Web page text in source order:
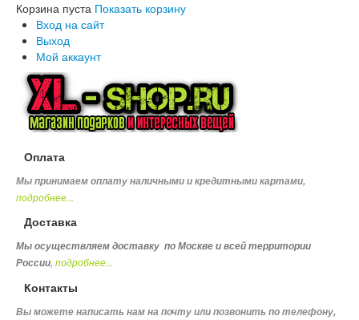
Корзина пуста Показать корзину
Вход на сайт
Выход
Мой аккаунт
Оплата
Мы принимаем оплату наличными и кредитными картами,
подробнее...
Доставка
Мы осуществляем доставку по Москве и всей территории
России, подробнее...
Контакты
Вы можете написать нам на почту или позвонить по телефону,